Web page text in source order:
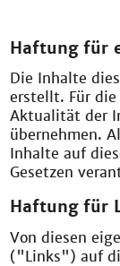
Haftung für
Die Inhalte
erstellt. Für
Aktualität der
übernehmen.
Inhalte auf
Gesetzen
Haftung für
Von diesen
("Links") auf